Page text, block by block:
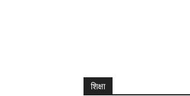
शिक्षा